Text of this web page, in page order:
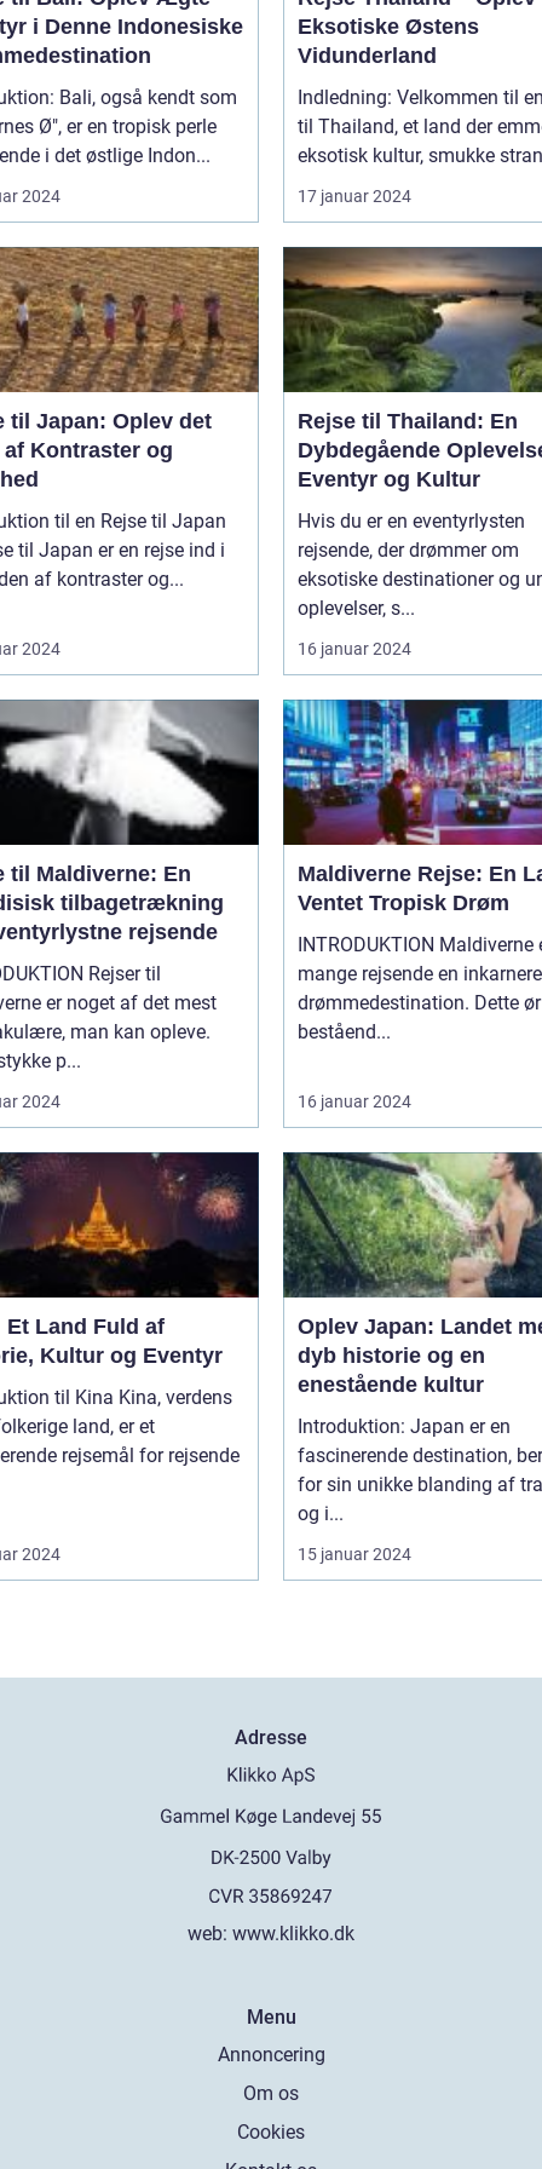
i Denne Indonesiske
kendt som
Ø", er en tropisk perle
i det østlige Indon...
2024
Eksotiske Østens
Vidunderland
Indledning: Velkommen til
til Thailand, et land der
eksotisk kultur, smukke
17 januar 2024
til Japan: Oplev det
af Kontraster og
til en Rejse til Japan
til Japan er en rejse ind i
af kontraster og...
2024
Rejse til Thailand: En
Dybdegående
Eventyr og Kultur
Hvis du er en eventyrlysten
rejsende, der drømmer om
eksotiske destinationer og
oplevelser, s...
16 januar 2024
til Maldiverne: En
tilbagetrækning
rejsende
Rejser til
er noget af det mest
man kan opleve.
p...
2024
Maldiverne Rejse: En
Ventet Tropisk Drøm
INTRODUKTION Maldiverne er for
mange rejsende en
drømmedestination. Dette
beståend...
16 januar 2024
Et Land Fuld af
Kultur og Eventyr
til Kina Kina, verdens
land, er et
rejsemål for rejsende
2024
Oplev Japan: Landet
dyb historie og en
enestående kultur
Introduktion: Japan er en
fascinerende destination,
for sin unikke blanding af
og i...
15 januar 2024
Adresse
web: www.klikko.dk
Menu
Annoncering
Om os
Cookies